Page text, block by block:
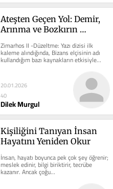
Ateşten Geçen Yol: Demir,
Arınma ve Bozkırın
Zimarhos II -Düzeltme: Yazı dizisi ilk
kaleme alındığında, Bizans elçisinin adı
kullandığım bazı kaynakların etkisiyle…
20.01.2026
40
Dilek Murgul
Kişiliğini Tanıyan İnsan
Hayatını Yeniden Okur
İnsan, hayatı boyunca pek çok şey öğrenir;
meslek edinir, bilgi biriktirir, tecrübe
kazanır. Ancak çoğu…